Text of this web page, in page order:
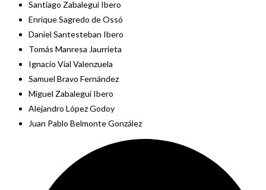
Santiago Zabalegui Ibero
Enrique Sagredo de Ossó
Daniel Santesteban Ibero
Tomás Manresa Jaurrieta
Ignacio Vial Valenzuela
Samuel Bravo Fernández
Miguel Zabalegui Ibero
Alejandro López Godoy
Juan Pablo Belmonte González